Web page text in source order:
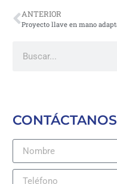
ANTERIOR
CONTÁCTANOS